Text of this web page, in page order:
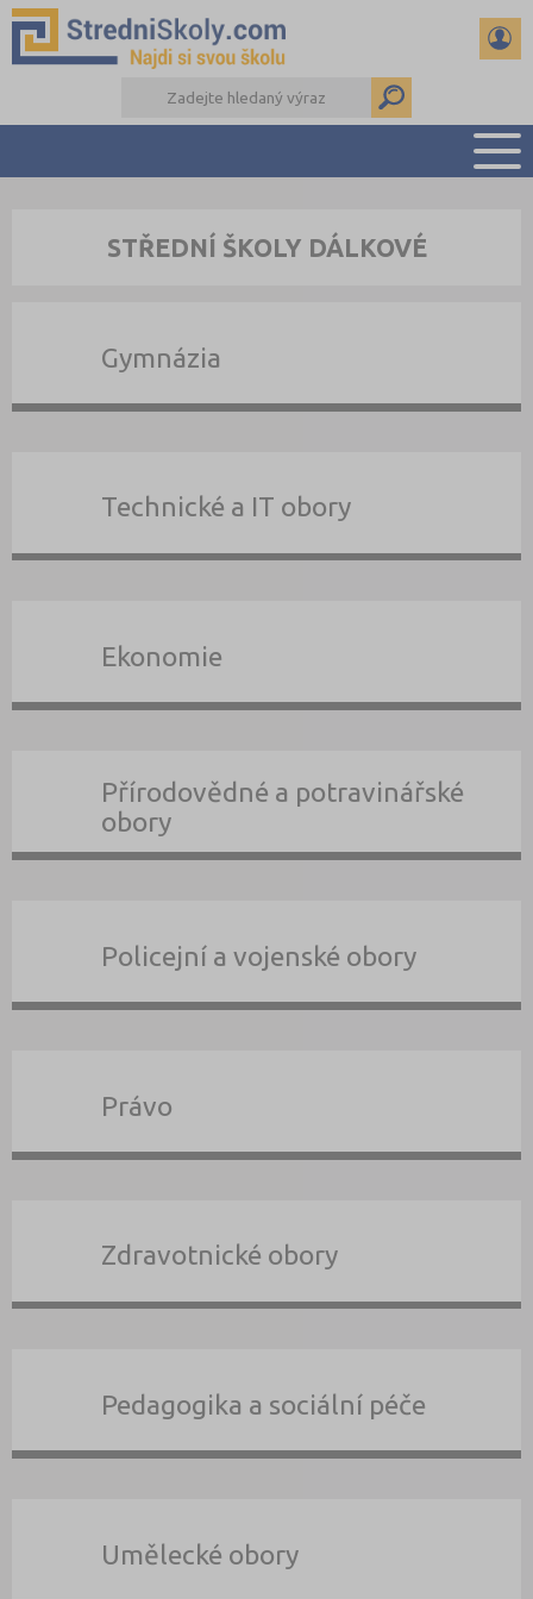
PŘÍPRAVA NA PŘIJÍMAČKY
STŘEDNÍ ŠKOLY DÁLKOVÉ
Gymnázia
Technické a IT obory
Ekonomie
Přírodovědné a potravinářské
obory
Policejní a vojenské obory
Právo
Zdravotnické obory
Pedagogika a sociální péče
Umělecké obory